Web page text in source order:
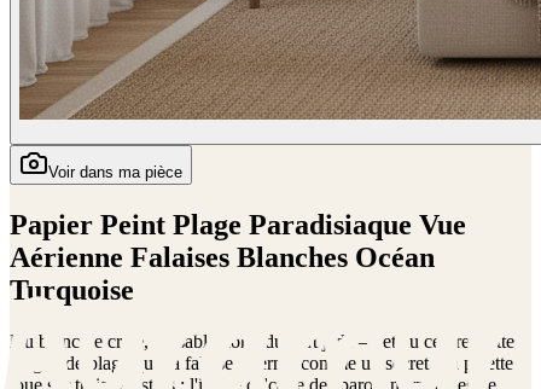
Voir dans ma pièce
Papier Peint Plage Paradisiaque Vue
Aérienne Falaises Blanches Océan
Turquoise
Du blanc de craie, du sable doré, du vert jade — et au centre, cette
langue de plage que la falaise referme comme un secret. La palette
joue sur trois registres : l'ivoire calcaire des parois normandes, le